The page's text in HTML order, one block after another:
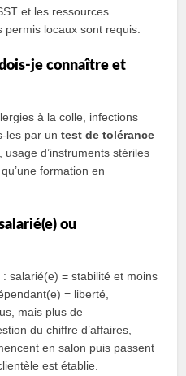
et les ressources
locaux sont requis.
connaître et
à la colle, infections
les par untest de tolérance
d’instruments stériles
formation en
ou
salarié(e) = stabilité et moins
= liberté,
mais plus de
du chiffre d’affaires,
en salon puis passent
est établie.